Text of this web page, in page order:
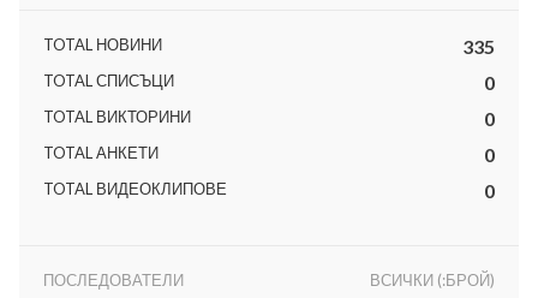
TOTAL НОВИНИ 335
TOTAL СПИСЪЦИ 0
TOTAL ВИКТОРИНИ 0
TOTAL АНКЕТИ 0
TOTAL ВИДЕОКЛИПОВЕ 0
ПОСЛЕДОВАТЕЛИ ВСИЧКИ (:БРОЙ)